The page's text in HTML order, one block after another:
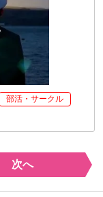
部活・サークル
次へ